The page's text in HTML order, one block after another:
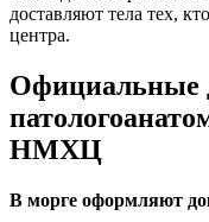
доставляют тела тех,
центра.
Официальные
НМХЦ
В морге оформляют